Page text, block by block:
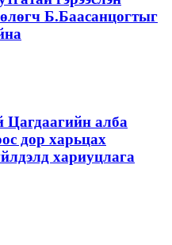
Б.Баасанцогтыг
Цагдаагийн алба
дор харьцах
хариуцлага